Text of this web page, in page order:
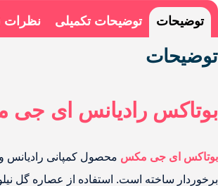
توضیحات توضیحات تکمیلی نظرات
توضیحات
بوتاکس رادیانس ای
بوتاکس ای جی مکس محصول کمپانی رادیانس
برخوردار ساخته است. استفاده از عصاره گل